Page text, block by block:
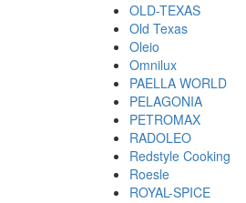
OLD-TEXAS
Old Texas
Oleio
Omnilux
PAELLA WORLD
PELAGONIA
PETROMAX
RADOLEO
Redstyle Cooking
Roesle
ROYAL-SPICE